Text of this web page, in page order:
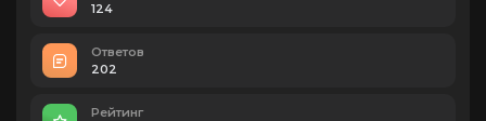
124
Ответов
202
Рейтинг